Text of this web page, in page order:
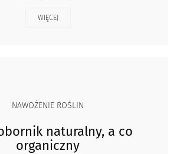
WIĘCEJ
NAWOŻENIE ROŚLIN
naturalny, a co
organiczny